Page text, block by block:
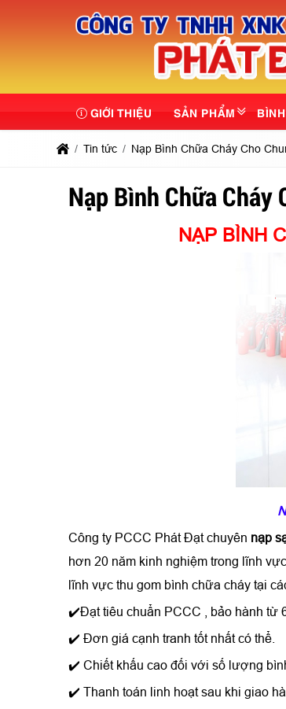
GIỚI THIỆU SẢN PHẨM
Tin tức Nạp Bình Chữa Cháy Cho
Nạp Bình Chữa Cháy
NẠP BÌNH
Công ty PCCC Phát Đạt chuyên nạp
hơn 20 năm kinh nghiệm trong lĩnh
lĩnh vực thu gom bình chữa cháy tại
✔️Đạt tiêu chuẩn PCCC , bảo hành từ
✔️ Đơn giá cạnh tranh tốt nhất có thể.
✔️ Chiết khấu cao đối với số lượng
✔️ Thanh toán linh hoạt sau khi giao